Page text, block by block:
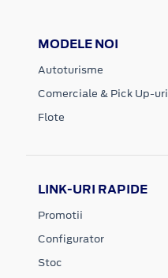
MODELE NOI
Autoturisme
Comerciale & Pick Up-uri
Flote
LINK-URI RAPIDE
Promotii
Configurator
Stoc